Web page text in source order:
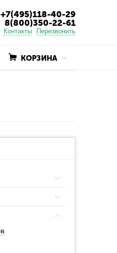
+7(495)118-40-29
8(800)350-22-61
Контакты Перезвонить
КОРЗИНА